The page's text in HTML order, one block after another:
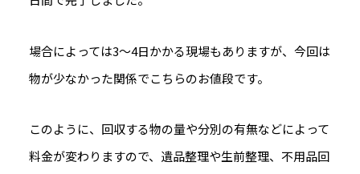
場合によっては3～4日かかる現場もありますが、今回は
物が少なかった関係でこちらのお値段です。
このように、回収する物の量や分別の有無などによって
料金が変わりますので、遺品整理や生前整理、不用品回